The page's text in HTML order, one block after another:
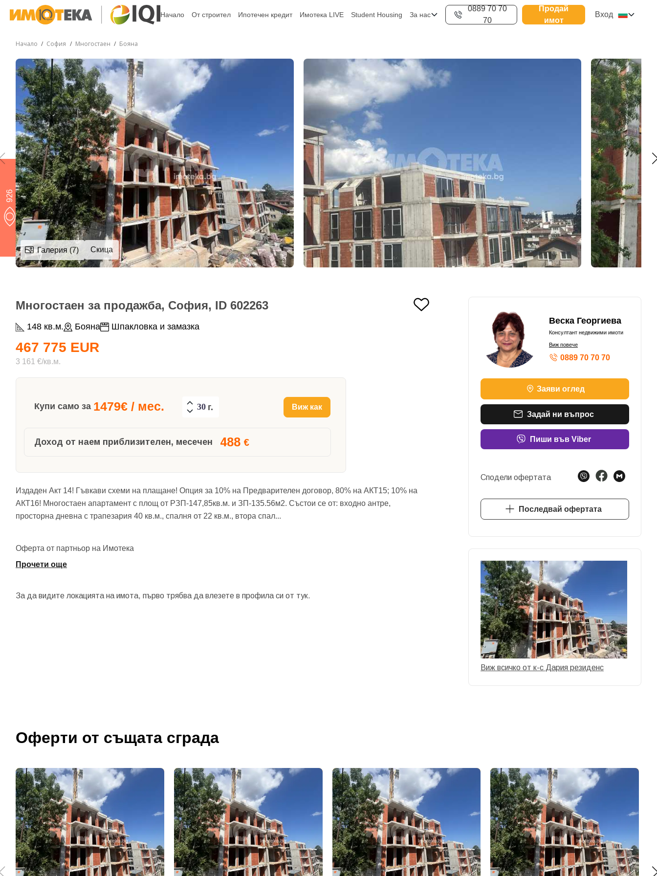
Начало От строител Ипотечен кредит Имотека LIVE Student Housing За нас
0889 70 70
70
Продай
имот
Вход
Добре дошъл!
Начало София Многостаен Бояна
926
Галерия (7) Скица
Многостаен за продажба, София, ID 602263
148 кв.м. Бояна Шпакловка и замазка
467 775 EUR
3 161 €/кв.м.
Купи само за 1479€ / мес. г. Виж как
Доход от наем приблизителен, месечен 488 €
Издаден Акт 14! Гъвкави схеми на плащане! Опция за 10% на Предварителен договор, 80% на АКТ15; 10% на
АКТ16! Многостаен апартамент с площ от РЗП-147,85кв.м. и ЗП-135.56м2. Състои се от: входно антре,
просторна дневна с трапезария 40 кв.м., спалня от 22 кв.м., втора спал...
Оферта от партньор на Имотека
Прочети още
За да видите локацията на имота, първо трябва да влезете в профила си от тук.
Веска Георгиева
Консултант недвижими имоти
Виж повече
0889 70 70 70
Заяви оглед
Задай ни въпрос
Пиши във Viber
Сподели офертата
Последвай офертата
Виж всичко от к-с Дария резиденс
Оферти от същата сграда